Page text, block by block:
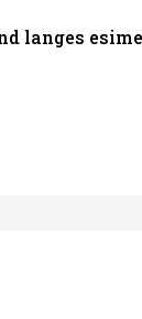
langes